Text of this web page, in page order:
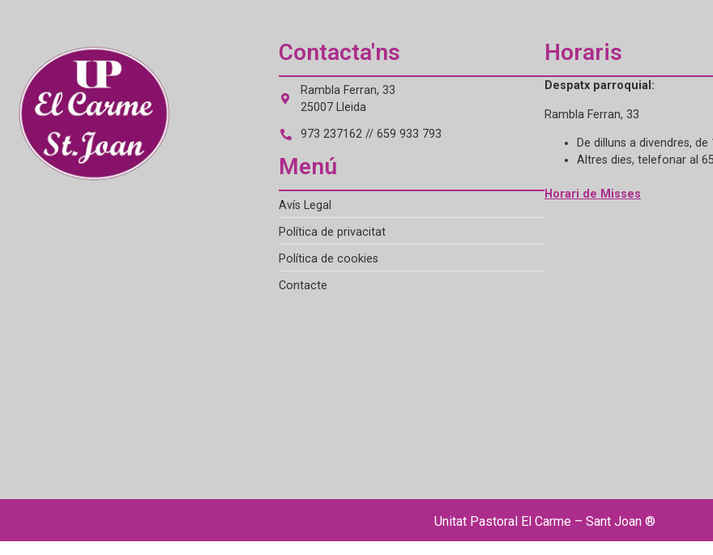
Contacta'ns
Rambla Ferran, 33
25007 Lleida
973 237162 // 659 933 793
Menú
Avís Legal
Política de privacitat
Política de cookies
Contacte
Horaris
Despatx parroquial:
Rambla Ferran, 33
De dilluns a divendres, de
Altres dies, telefonar al
Horari de Misses
Unitat Pastoral El Carme – Sant Joan ®